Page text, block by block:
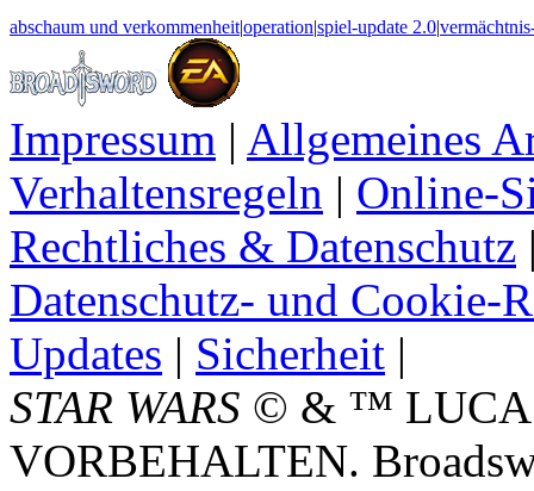
abschaum und verkommenheit|operation|spiel-update 2.0|
Impressum | Allgemeines
Verhaltensregeln | Online-
Rechtliches & Datenschutz
Datenschutz- und Cookie-
Updates | Sicherheit |
STAR WARS © & ™
VORBEHALTEN.